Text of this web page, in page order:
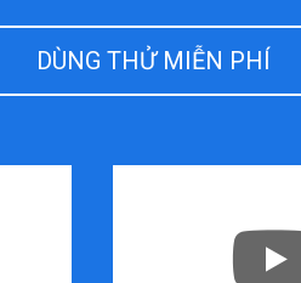
DÙNG THỬ MIỄN PHÍ